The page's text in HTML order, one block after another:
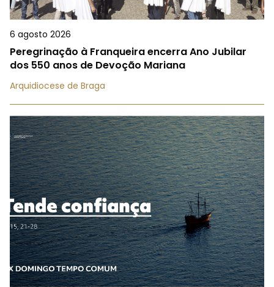
6 agosto 2026
Peregrinação à Franqueira encerra Ano Jubilar
dos 550 anos de Devoção Mariana
Arquidiocese de Braga